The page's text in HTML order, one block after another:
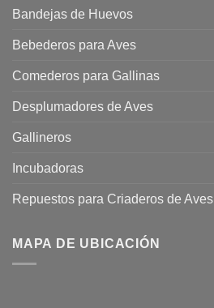
Bandejas de Huevos
Bebederos para Aves
Comederos para Gallinas
Desplumadores de Aves
Gallineros
Incubadoras
Repuestos para Criaderos de Aves
MAPA DE UBICACIÓN